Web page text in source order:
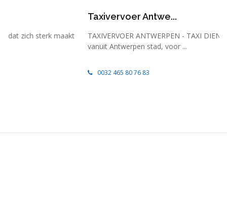
Taxivervoer Antwe...
TAXIVERVOER ANTWERPEN - TAXI DIENSTENTaxibedrijf
vanuit Antwerpen stad, voor ...